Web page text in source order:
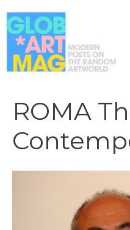
al
contenuto
ROMA